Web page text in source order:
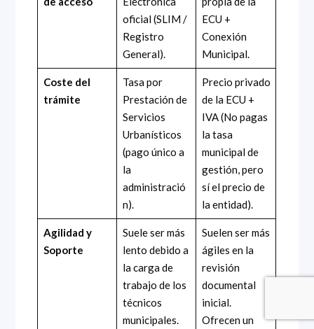
oficial (SLIM /
Registro
General).
ECU +
Conexión
Municipal.
Coste del
trámite
Tasa por
Prestación de
Servicios
Urbanísticos
(pago único a
la
administració
n).
Precio privado
de la ECU +
IVA (No pagas
la tasa
municipal de
gestión, pero
sí el precio de
la entidad).
Agilidad y
Soporte
Suele ser más
lento debido a
la carga de
trabajo de los
técnicos
municipales.
Suelen ser más
ágiles en la
revisión
documental
inicial.
Ofrecen un